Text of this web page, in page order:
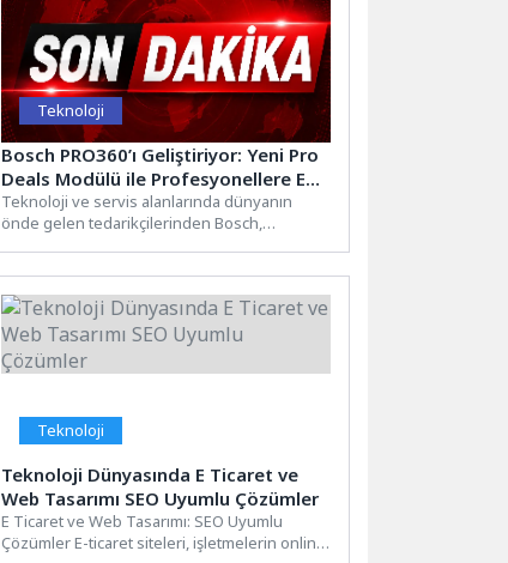
Teknoloji
Bosch PRO360’ı Geliştiriyor: Yeni Pro
Deals Modülü ile Profesyonellere Ek
Avantajlar Sunuyor
Teknoloji ve servis alanlarında dünyanın
önde gelen tedarikçilerinden Bosch,
Teknoloji
Teknoloji Dünyasında E Ticaret ve
Web Tasarımı SEO Uyumlu Çözümler
E Ticaret ve Web Tasarımı: SEO Uyumlu
Çözümler E-ticaret siteleri, işletmelerin online